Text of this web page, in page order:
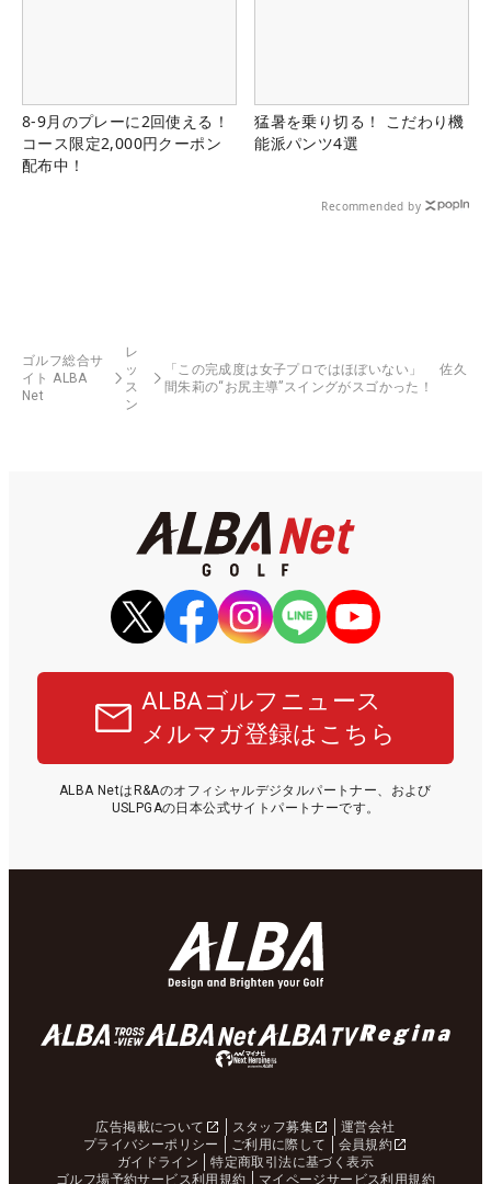
8-9月のプレーに2回使える！
コース限定2,000円クーポン
配布中！
猛暑を乗り切る！ こだわり機
能派パンツ4選
Recommended by
ゴルフ総合サ
イト ALBA
Net
レ
ッ
ス
ン
「この完成度は女子プロではほぼいない」 佐久
間朱莉の“お尻主導”スイングがスゴかった！
ALBAゴルフニュース
メルマガ登録はこちら
ALBA NetはR&Aのオフィシャルデジタルパートナー、および
USLPGAの日本公式サイトパートナーです。
広告掲載について スタッフ募集
運営会社
プライバシーポリシー
ご利用に際して
会員規約
ガイドライン
特定商取引法に基づく表示
ゴルフ場予約サービス利用規約
マイページサービス利用規約